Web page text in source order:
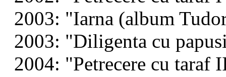
2003: "Iarna (album
2003: "Diligenta cu
2004: "Petrecere cu taraf